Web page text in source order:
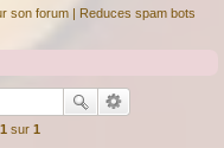
son forum | Reduces spam bots
1 sur 1